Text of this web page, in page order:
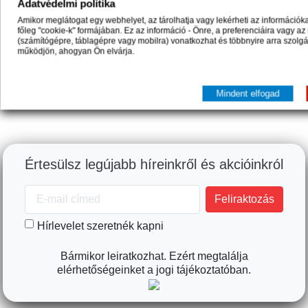
Egyelőre nincs vásárlói vélemény.
Értesülsz legújabb híreinkről és akcióinkról
Hírlevelet szeretnék kapni
Bármikor leiratkozhat. Ezért megtalálja
elérhetőségeinket a jogi tájékoztatóban.
Adatvédelmi politika
Amikor meglátogat egy webhelyet, az tárolhatja vagy lekérheti az
főleg "cookie-k" formájában. Ez az információ - Önre, a preferenciáira vagy
(számítógépre, táblagépre vagy mobilra) vonatkozhat és többnyire arra
működjön, ahogyan Ön elvárja.
Mindent elfogad